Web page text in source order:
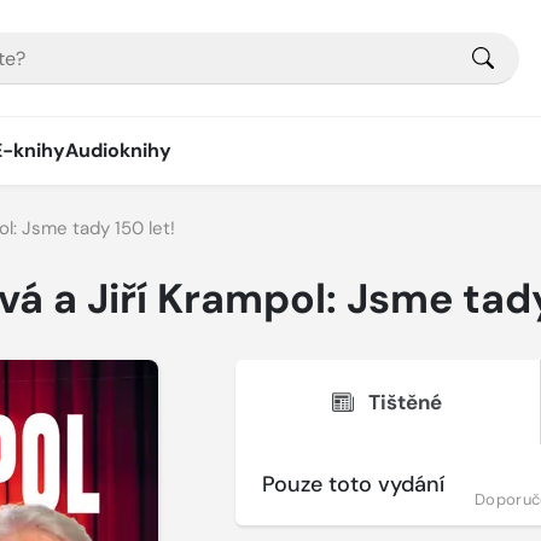
knihyAudioknihy
Jsme tady 150 let!
a Jiří Krampol: Jsme
Tištěné
Pouze toto vydání